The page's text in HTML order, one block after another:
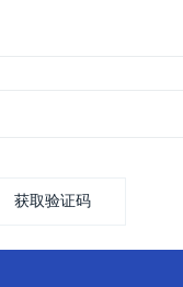
获取验证码